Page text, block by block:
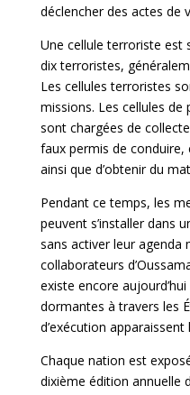
déclencher des actes de
Une cellule terroriste est
dix terroristes,
Les cellules terroristes
missions. Les cellules
sont chargées de
faux permis de
ainsi que d’obtenir du
Pendant ce temps, les
peuvent s’installer dans
sans activer leur agenda
collaborateurs
existe encore
dormantes à travers les
d’exécution apparaissent
Chaque nation est
dixième édition annuelle